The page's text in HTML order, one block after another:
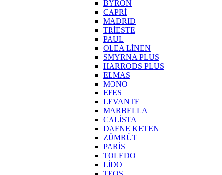
BYRON
CAPRİ
MADRID
TRİESTE
PAUL
OLEA LİNEN
SMYRNA PLUS
HARRODS PLUS
ELMAS
MONO
EFES
LEVANTE
MARBELLA
CALİSTA
DAFNE KETEN
ZÜMRÜT
PARİS
TOLEDO
LİDO
TEOS